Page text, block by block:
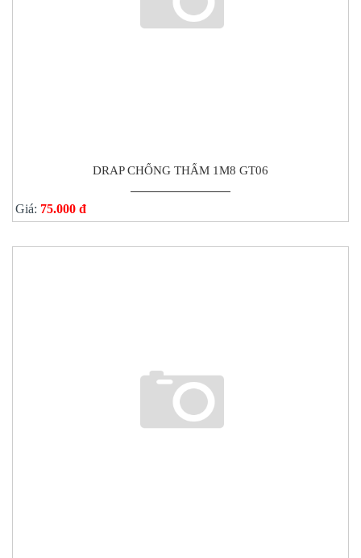
DRAP CHỐNG THẤM 1M8 GT06
Giá: 75.000 đ